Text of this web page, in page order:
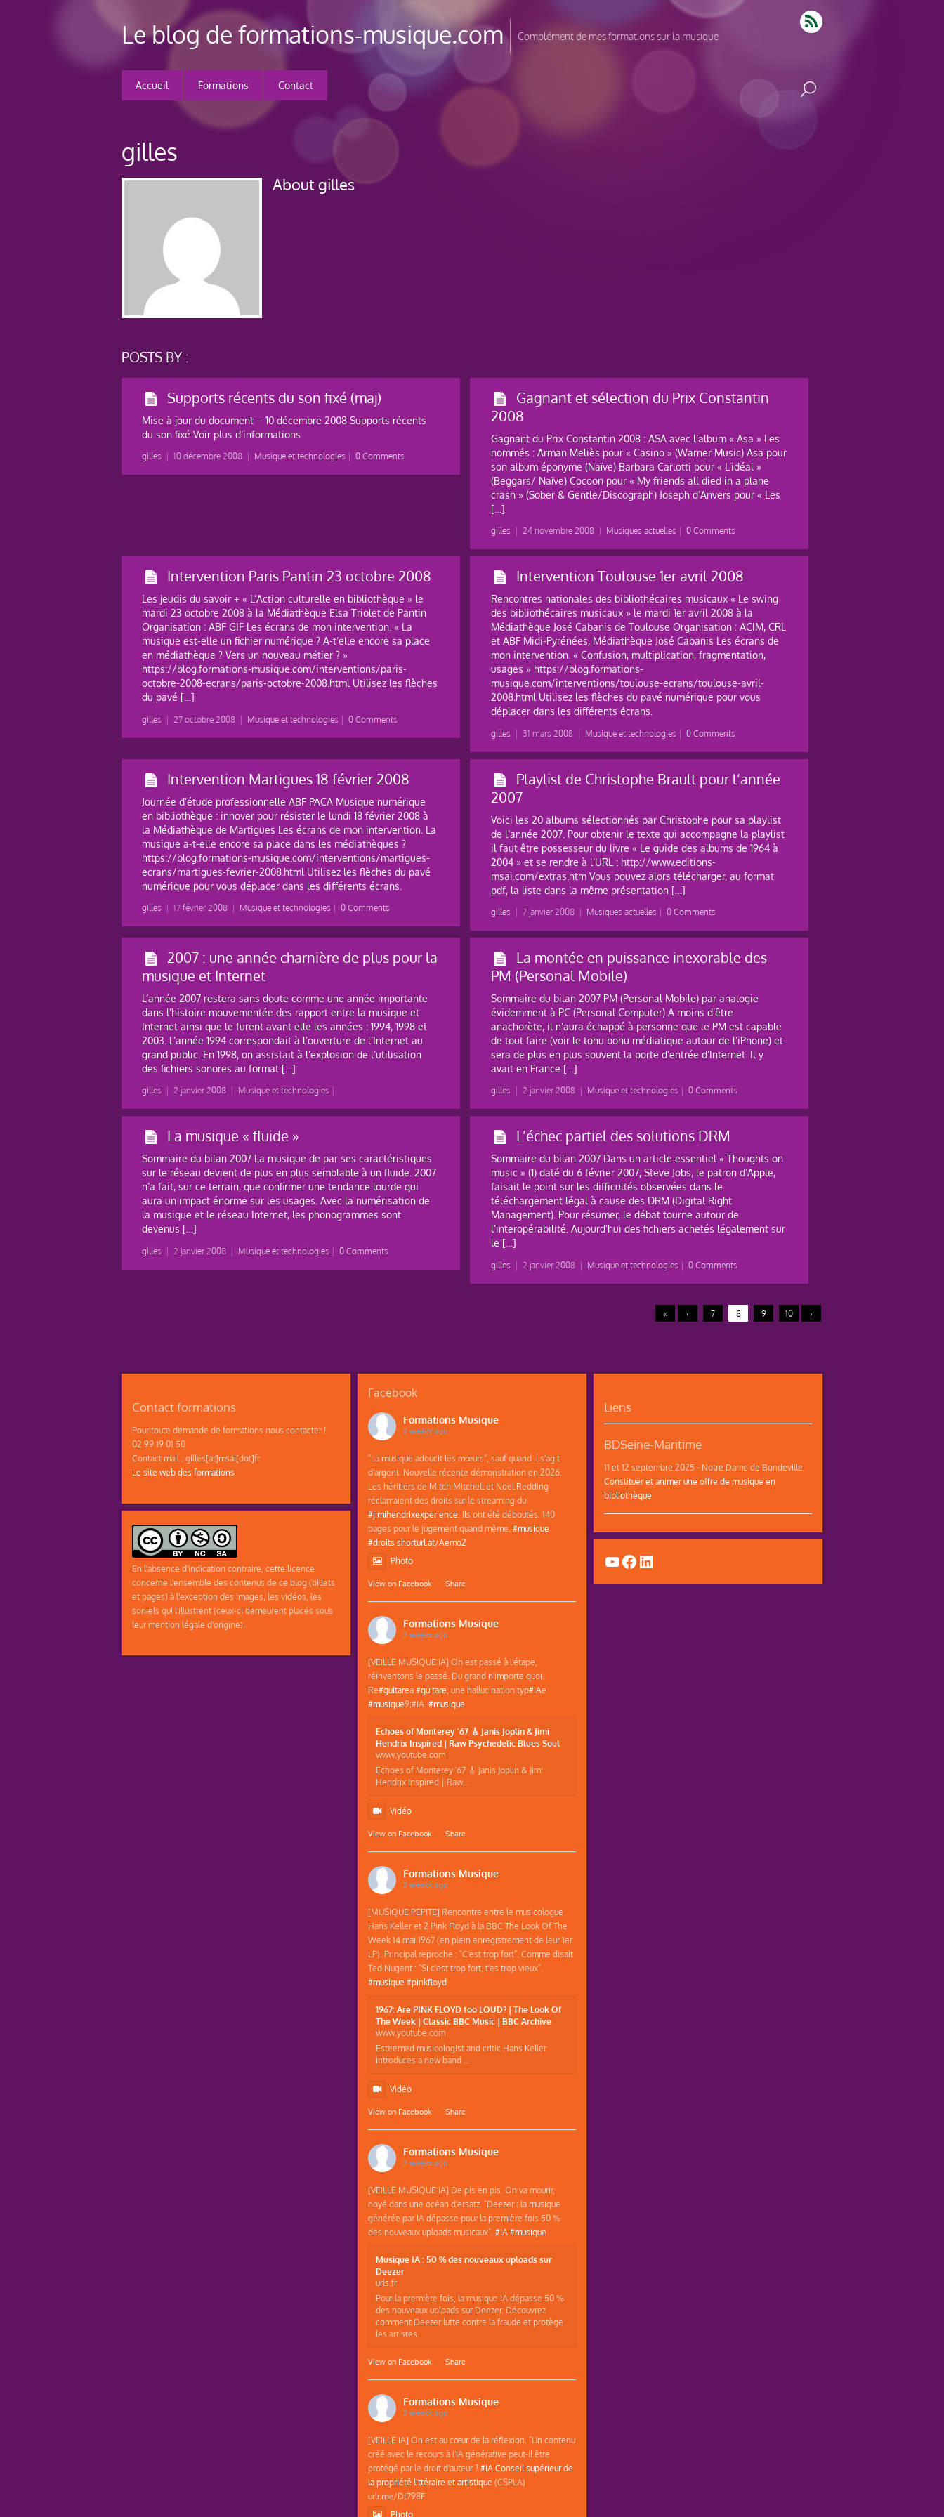
Le blog de formations-musique.com Complément de mes formations sur la musique
Accueil Formations Contact
gilles
Aboutgilles
POSTS BY :
Supports récents du son fixé (maj)
Mise à jour du document – 10 décembre 2008 Supports récents
du son fixé Voir plus d’informations
gilles 10 décembre 2008 Musique et technologies 0 Comments
Gagnant et sélection du Prix Constantin
2008
Gagnant du Prix Constantin 2008 : ASA avec l’album « Asa » Les
nommés : Arman Meliès pour « Casino » (Warner Music) Asa pour
son album éponyme (Naïve) Barbara Carlotti pour « L’idéal »
(Beggars/ Naïve) Cocoon pour « My friends all died in a plane
crash » (Sober & Gentle/Discograph) Joseph d’Anvers pour « Les
[…]
gilles 24 novembre 2008 Musiques actuelles 0 Comments
Intervention Paris Pantin 23 octobre 2008
Les jeudis du savoir + « L’Action culturelle en bibliothèque » le
mardi 23 octobre 2008 à la Médiathèque Elsa Triolet de Pantin
Organisation : ABF GIF Les écrans de mon intervention. « La
musique est-elle un fichier numérique ? A-t’elle encore sa place
en médiathèque ? Vers un nouveau métier ? »
https://blog.formations-musique.com/interventions/paris-
octobre-2008-ecrans/paris-octobre-2008.html Utilisez les flèches
du pavé […]
gilles | 27 octobre 2008 | Musique et technologies | 0 Comments
Intervention Toulouse 1er avril 2008
Rencontres nationales des bibliothécaires musicaux « Le swing
des bibliothécaires musicaux » le mardi 1er avril 2008 à la
Médiathèque José Cabanis de Toulouse Organisation : ACIM, CRL
et ABF Midi-Pyrénées, Médiathèque José Cabanis Les écrans de
mon intervention. « Confusion, multiplication, fragmentation,
usages » https://blog.formations-
musique.com/interventions/toulouse-ecrans/toulouse-avril-
2008.html Utilisez les flèches du pavé numérique pour vous
déplacer dans les différents écrans.
gilles | 31 mars 2008 | Musique et technologies | 0 Comments
Intervention Martigues 18 février 2008
Journée d’étude professionnelle ABF PACA Musique numérique
en bibliothèque : innover pour résister le lundi 18 février 2008 à
la Médiathèque de Martigues Les écrans de mon intervention. La
musique a-t-elle encore sa place dans les médiathèques ?
https://blog.formations-musique.com/interventions/martigues-
ecrans/martigues-fevrier-2008.html Utilisez les flèches du pavé
numérique pour vous déplacer dans les différents écrans.
gilles 17 février 2008 Musique et technologies 0 Comments
Playlist de Christophe Brault pour l’année
2007
Voici les 20 albums sélectionnés par Christophe pour sa playlist
de l’année 2007. Pour obtenir le texte qui accompagne la playlist
il faut être possesseur du livre « Le guide des albums de 1964 à
2004 » et se rendre à l’URL : http://www.editions-
msai.com/extras.htm Vous pouvez alors télécharger, au format
pdf, la liste dans la même présentation […]
gilles 7 janvier 2008 Musiques actuelles 0 Comments
2007 : une année charnière de plus pour la
musique et Internet
L’année 2007 restera sans doute comme une année importante
dans l’histoire mouvementée des rapport entre la musique et
Internet ainsi que le furent avant elle les années : 1994, 1998 et
2003. L’année 1994 correspondait à l’ouverture de l’Internet au
grand public. En 1998, on assistait à l’explosion de l’utilisation
des fichiers sonores au format […]
gilles 2 janvier 2008 Musique et technologies
La montée en puissance inexorable des
PM (Personal Mobile)
Sommaire du bilan 2007 PM (Personal Mobile) par analogie
évidemment à PC (Personal Computer) A moins d’être
anachorète, il n’aura échappé à personne que le PM est capable
de tout faire (voir le tohu bohu médiatique autour de l’iPhone) et
sera de plus en plus souvent la porte d’entrée d’Internet. Il y
avait en France […]
gilles 2 janvier 2008 Musique et technologies 0 Comments
La musique « fluide »
Sommaire du bilan 2007 La musique de par ses caractéristiques
sur le réseau devient de plus en plus semblable à un fluide. 2007
n’a fait, sur ce terrain, que confirmer une tendance lourde qui
aura un impact énorme sur les usages. Avec la numérisation de
la musique et le réseau Internet, les phonogrammes sont
devenus […]
gilles | 2 janvier 2008 | Musique et technologies | 0 Comments
L’échec partiel des solutions DRM
Sommaire du bilan 2007 Dans un article essentiel « Thoughts on
music » (1) daté du 6 février 2007, Steve Jobs, le patron d’Apple,
faisait le point sur les difficultés observées dans le
téléchargement légal à cause des DRM (Digital Right
Management). Pour résumer, le débat tourne autour de
l’interopérabilité. Aujourd’hui des fichiers achetés légalement sur
le […]
gilles | 2 janvier 2008 | Musique et technologies | 0 Comments
« ‹ 7 8 9 10 ›
Contact formations
Pour toute demande de formations nous contacter !
02 99 19 01 50
Contact mail : gilles[at]msai[dot]fr
Le site web des formations
En l'absence d'indication contraire, cette licence
concerne l'ensemble des contenus de ce blog (billets
et pages) à l'exception des images, les vidéos, les
soniels qui l'illustrent (ceux-ci demeurent placés sous
leur mention légale d'origine).
Facebook
Formations Musique
2 weeks ago
"La musique adoucit les mœurs", sauf quand il s'agit
d'argent. Nouvelle récente démonstration en 2026.
Les héritiers de Mitch Mitchell et Noel Redding
réclamaient des droits sur le streaming du
#jimihendrixexperience . Ils ont été déboutés. 140
pages pour le jugement quand même. #musique
#droits shorturl.at/Aemo2
Photo
View on Facebook · Share
Formations Musique
2 weeks ago
[VEILLE MUSIQUE IA] On est passé à l'étape,
réinventons le passé. Du grand n'importe quoi.
Re#guitarea#guitare , une hallucination typ#IAe
#musique9;#IA. #musique
Echoes of Monterey '67 🎸 Janis Joplin & Jimi
Hendrix Inspired | Raw Psychedelic Blues Soul
www.youtube.com
Echoes of Monterey '67 🎸 Janis Joplin & Jimi
Hendrix Inspired | Raw...
Vidéo
View on Facebook · Share
Formations Musique
2 weeks ago
[MUSIQUE PEPITE] Rencontre entre le musicologue
Hans Keller et 2 Pink Floyd à la BBC The Look Of The
Week 14 mai 1967 (en plein enregistrement de leur 1er
LP). Principal reproche : "C'est trop fort". Comme disait
Ted Nugent : "Si c'est trop fort, t'es trop vieux".
#musique #pinkfloyd
1967: Are PINK FLOYD too LOUD? | The Look Of
The Week | Classic BBC Music | BBC Archive
www.youtube.com
Esteemed musicologist and critic Hans Keller
introduces a new band ...
Vidéo
View on Facebook · Share
Formations Musique
2 weeks ago
[VEILLE MUSIQUE IA] De pis en pis. On va mourir,
noyé dans une océan d'ersatz. "Deezer : la musique
générée par IA dépasse pour la première fois 50 %
des nouveaux uploads musicaux". #IA #musique
Musique IA : 50 % des nouveaux uploads sur
Deezer
urls.fr
Pour la première fois, la musique IA dépasse 50 %
des nouveaux uploads sur Deezer. Découvrez
comment Deezer lutte contre la fraude et protège
les artistes.
View on Facebook · Share
Formations Musique
2 weeks ago
[VEILLE IA] On est au cœur de la réflexion. "Un contenu
créé avec le recours à l'IA générative peut-il être
protégé par le droit d'auteur ?#IA Conseil supérieur de
la propriété littéraire et artistique (CSPLA)
urlr.me/Dt798F
Photo
Liens
BDSeine-Maritime
11 et 12 septembre 2025 - Notre Dame de Bondeville
Constituer et animer une offre de musique en
bibliothèque
YouTube
Facebook
LinkedIn